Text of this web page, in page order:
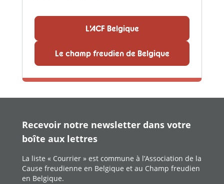
L'ACF Belgique
Le champ freudien de Belgique
Recevoir notre newsletter dans votre
boîte aux lettres
La liste « Courrier » est commune à l’Association de la
Cause freudienne en Belgique et au Champ freudien
en Belgique.